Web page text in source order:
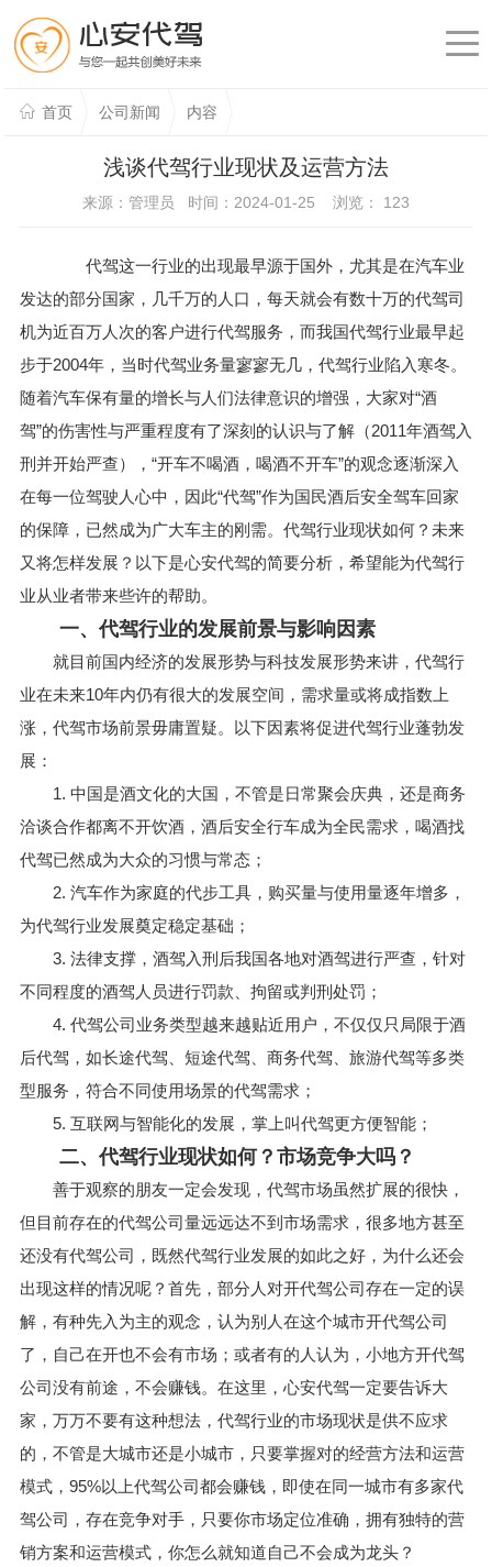
首页 公司新闻 内容
浅谈代驾行业现状及运营方法
来源：管理员 时间：2024-01-25 浏览： 123
代驾这一行业的出现最早源于国外，尤其是在汽车业
发达的部分国家，几千万的人口，每天就会有数十万的代驾司
机为近百万人次的客户进行代驾服务，而我国代驾行业最早起
步于2004年，当时代驾业务量寥寥无几，代驾行业陷入寒冬。
随着汽车保有量的增长与人们法律意识的增强，大家对“酒
驾”的伤害性与严重程度有了深刻的认识与了解（2011年酒驾入
刑并开始严查），“开车不喝酒，喝酒不开车”的观念逐渐深入
在每一位驾驶人心中，因此“代驾”作为国民酒后安全驾车回家
的保障，已然成为广大车主的刚需。代驾行业现状如何？未来
又将怎样发展？以下是心安代驾的简要分析，希望能为代驾行
业从业者带来些许的帮助。
一、代驾行业的发展前景与影响因素
就目前国内经济的发展形势与科技发展形势来讲，代驾行
业在未来10年内仍有很大的发展空间，需求量或将成指数上
涨，代驾市场前景毋庸置疑。以下因素将促进代驾行业蓬勃发
展：
1. 中国是酒文化的大国，不管是日常聚会庆典，还是商务
洽谈合作都离不开饮酒，酒后安全行车成为全民需求，喝酒找
代驾已然成为大众的习惯与常态；
2. 汽车作为家庭的代步工具，购买量与使用量逐年增多，
为代驾行业发展奠定稳定基础；
3. 法律支撑，酒驾入刑后我国各地对酒驾进行严查，针对
不同程度的酒驾人员进行罚款、拘留或判刑处罚；
4. 代驾公司业务类型越来越贴近用户，不仅仅只局限于酒
后代驾，如长途代驾、短途代驾、商务代驾、旅游代驾等多类
型服务，符合不同使用场景的代驾需求；
5. 互联网与智能化的发展，掌上叫代驾更方便智能；
二、代驾行业现状如何？市场竞争大吗？
善于观察的朋友一定会发现，代驾市场虽然扩展的很快，
但目前存在的代驾公司量远远达不到市场需求，很多地方甚至
还没有代驾公司，既然代驾行业发展的如此之好，为什么还会
出现这样的情况呢？首先，部分人对开代驾公司存在一定的误
解，有种先入为主的观念，认为别人在这个城市开代驾公司
了，自己在开也不会有市场；或者有的人认为，小地方开代驾
公司没有前途，不会赚钱。在这里，心安代驾一定要告诉大
家，万万不要有这种想法，代驾行业的市场现状是供不应求
的，不管是大城市还是小城市，只要掌握对的经营方法和运营
模式，95%以上代驾公司都会赚钱，即使在同一城市有多家代
驾公司，存在竞争对手，只要你市场定位准确，拥有独特的营
销方案和运营模式，你怎么就知道自己不会成为龙头？